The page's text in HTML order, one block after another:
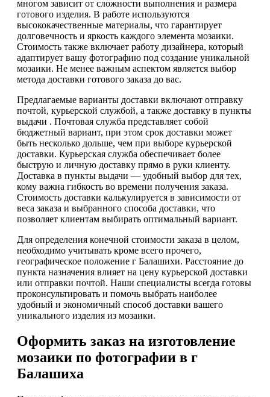
многом зависит от сложности выполнения и размера
готового изделия. В работе используются
высококачественные материалы, что гарантирует
долговечность и яркость каждого элемента мозаики.
Стоимость также включает работу дизайнера, который
адаптирует вашу фотографию под создание уникальной
мозаики. Не менее важным аспектом является выбор
метода доставки готового заказа до вас.
Предлагаемые варианты доставки включают отправку
почтой, курьерской службой, а также доставку в пункты
выдачи . Почтовая служба представляет собой
бюджетный вариант, при этом срок доставки может
быть несколько дольше, чем при выборе курьерской
доставки. Курьерская служба обеспечивает более
быструю и личную доставку прямо в руки клиенту.
Доставка в пункты выдачи — удобный выбор для тех,
кому важна гибкость во времени получения заказа.
Стоимость доставки калькулируется в зависимости от
веса заказа и выбранного способа доставки, что
позволяет клиентам выбирать оптимальный вариант.
Для определения конечной стоимости заказа в целом,
необходимо учитывать кроме всего прочего,
географическое положение г Балашихи. Расстояние до
пункта назначения влияет на цену курьерской доставки
или отправки почтой. Наши специалисты всегда готовы
проконсультировать и помочь выбрать наиболее
удобный и экономичный способ доставки вашего
уникального изделия из мозаики.
Оформить заказ на изготовление
мозаики по фотографии в г
Балашиха